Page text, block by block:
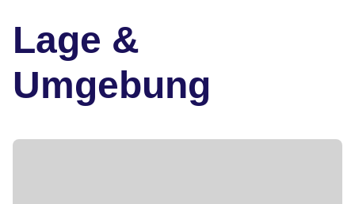
Lage &
Umgebung